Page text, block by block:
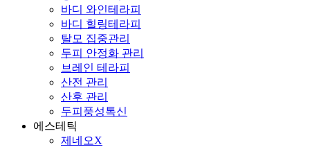
바디 와인테라피
바디 힐링테라피
탈모 집중관리
두피 안정화 관리
브레인 테라피
산전 관리
산후 관리
두피풍성톡신
에스테틱
제네오X